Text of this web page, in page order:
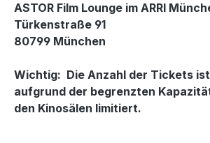
ASTOR Film Lounge im ARRI
Türkenstraße 91
80799 München
Wichtig: Die Anzahl der Tickets ist
aufgrund der begrenzten
den Kinosälen limitiert.